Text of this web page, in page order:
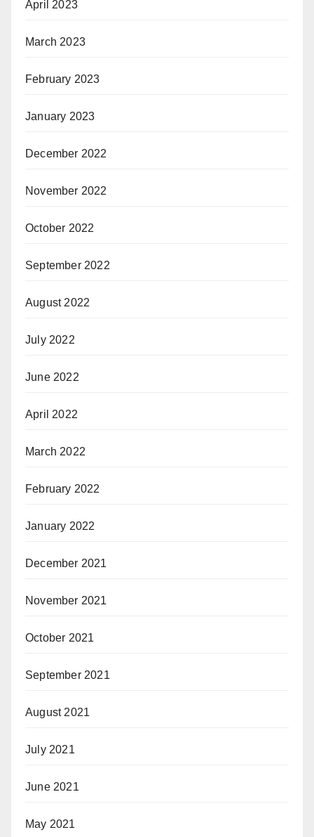
April 2023
March 2023
February 2023
January 2023
December 2022
November 2022
October 2022
September 2022
August 2022
July 2022
June 2022
April 2022
March 2022
February 2022
January 2022
December 2021
November 2021
October 2021
September 2021
August 2021
July 2021
June 2021
May 2021